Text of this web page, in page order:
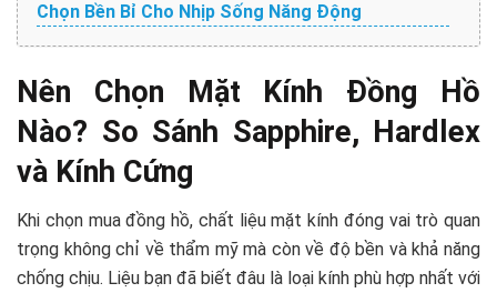
Chọn Bền Bỉ Cho Nhịp Sống Năng Động
Nên Chọn Mặt Kính Đồng Hồ
Nào? So Sánh Sapphire, Hardlex
và Kính Cứng
Khi chọn mua đồng hồ, chất liệu mặt kính đóng vai trò quan
trọng không chỉ về thẩm mỹ mà còn về độ bền và khả năng
chống chịu. Liệu bạn đã biết đâu là loại kính phù hợp nhất với